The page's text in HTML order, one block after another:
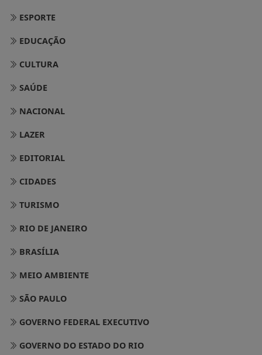
ESPORTE
EDUCAÇÃO
CULTURA
SAÚDE
NACIONAL
LAZER
EDITORIAL
CIDADES
TURISMO
RIO DE JANEIRO
BRASÍLIA
MEIO AMBIENTE
SÃO PAULO
GOVERNO FEDERAL EXECUTIVO
GOVERNO DO ESTADO DO RIO